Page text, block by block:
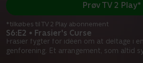
S6:E2 • Frasier's Curse
Frasier fygter for idéen om at deltage i
genforening. Et arrangement, som altid
Prøv TV 2 Play*
*tilkøbes til TV 2 Play abonnement